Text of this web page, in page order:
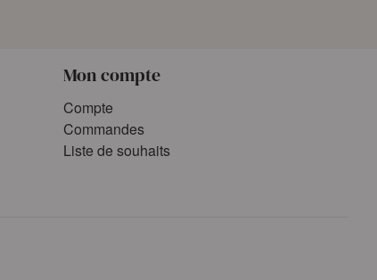
Mon compte
Compte
Commandes
Liste de souhaits